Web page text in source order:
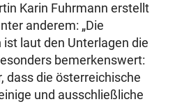
Karin Fuhrmann erstellt
anderem: „Die
laut den Unterlagen die
bemerkenswert:
dass die österreichische
und ausschließliche